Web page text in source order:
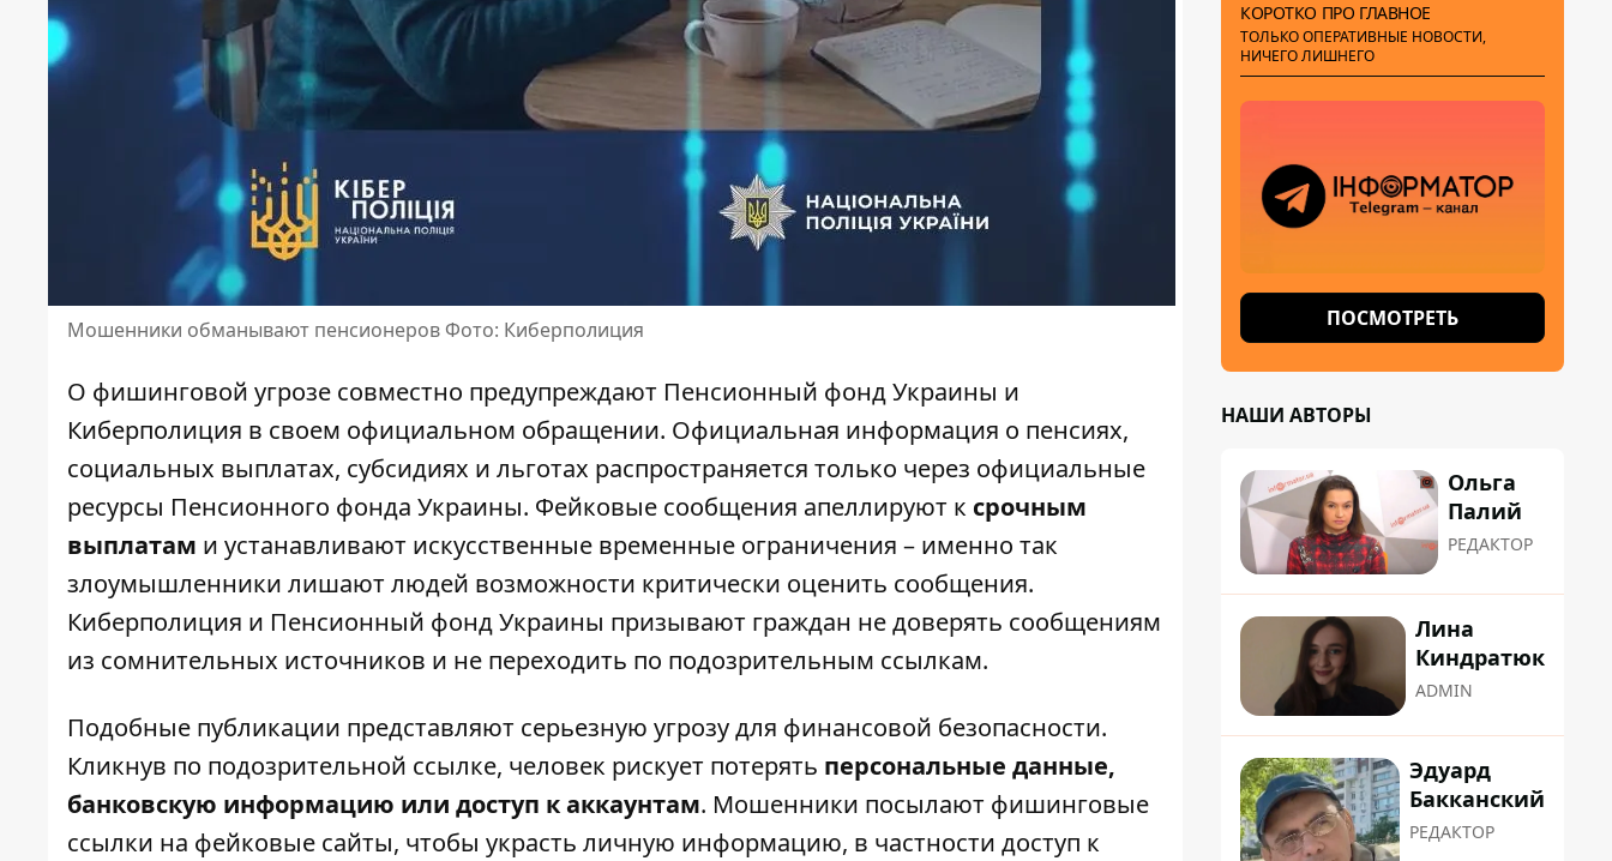
Мошенники обманывают пенсионеров Фото: Киберполиция
О фишинговой угрозе совместно предупреждают Пенсионный фонд Украины и
Киберполиция в своем официальном обращении. Официальная информация о пенсиях,
социальных выплатах, субсидиях и льготах распространяется только через официальные
ресурсы Пенсионного фонда Украины. Фейковые сообщения апеллируют к срочным
выплатам и устанавливают искусственные временные ограничения – именно так
злоумышленники лишают людей возможности критически оценить сообщения.
Киберполиция и Пенсионный фонд Украины призывают граждан не доверять сообщениям
из сомнительных источников и не переходить по подозрительным ссылкам.
Подобные публикации представляют серьезную угрозу для финансовой безопасности.
Кликнув по подозрительной ссылке, человек рискует потерять персональные данные,
банковскую информацию или доступ к аккаунтам. Мошенники посылают фишинговые
ссылки на фейковые сайты, чтобы украсть личную информацию, в частности доступ к
КОРОТКО ПРО ГЛАВНОЕ
ТОЛЬКО ОПЕРАТИВНЫЕ НОВОСТИ,
НИЧЕГО ЛИШНЕГО
ПОСМОТРЕТЬ
НАШИ АВТОРЫ
Ольга
Палий
РЕДАКТОР
Лина
Киндратюк
ADMIN
Эдуард
Бакканский
РЕДАКТОР